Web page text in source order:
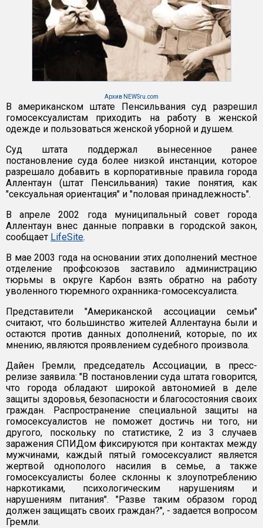
Архив NEWSru.com
В американском штате Пенсильвания суд разрешил
гомосексуалистам приходить на работу в женской
одежде и пользоваться женской уборной и душем.
Суд штата поддержал вынесенное ранее
постановление суда более низкой инстанции, которое
разрешало добавить в корпоративные правила города
Аллентаун (штат Пенсильвания) такие понятия, как
"сексуальная ориентация" и "половая принадлежность".
В апреле 2002 года муниципальный совет города
Аллентаун внес данные поправки в городской закон,
сообщает LifeSite.
В мае 2003 года на основании этих дополнений местное
отделение профсоюзов заставило администрацию
тюрьмы в округе Карбон взять обратно на работу
уволенного тюремного охранника-гомосексуалиста.
Представители "Американской ассоциации семьи"
считают, что большинство жителей Аллентауна были и
остаются против данных дополнений, которые, по их
мнению, являются проявлением судебного произвола.
Дайен Гремли, председатель Ассоциации, в пресс-
релизе заявила: "В постановлении суда штата говорится,
что города обладают широкой автономией в деле
защиты здоровья, безопасности и благосостояния своих
граждан. Распространение специальной защиты на
гомосексуалистов не поможет достичь ни того, ни
другого, поскольку по статистике, 2 из 3 случаев
заражения СПИДом фиксируются при контактах между
мужчинами, каждый пятый гомосексуалист является
жертвой однополого насилия в семье, а также
гомосексуалисты более склонны к злоупотреблению
наркотиками, психологическим нарушениям и
нарушениям питания". "Разве таким образом город
должен защищать своих граждан?", - задается вопросом
Гремли.